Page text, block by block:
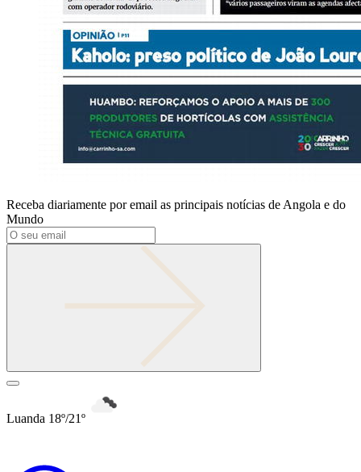
Receba diariamente por email as principais notícias de Angola e do
Mundo
Luanda 18º/21º